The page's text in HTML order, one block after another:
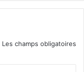
Les champs obligatoires